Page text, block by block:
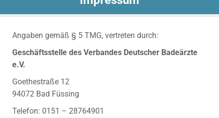
Angaben gemäß § 5 TMG, vertreten durch:
Geschäftsstelle des Verbandes Deutscher Badeärzte
e.V.
Goethestraße 12
94072 Bad Füssing
Telefon: 0151 – 28764901